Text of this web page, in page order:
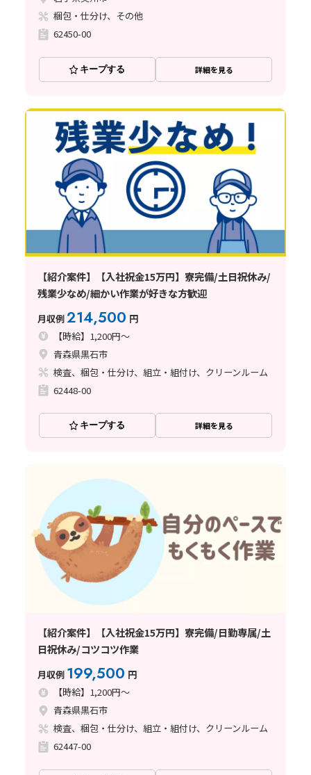
梱包・仕分け、その他
62450-00
キープする 詳細を見る
【紹介案件】【入社祝金15万円】寮完備/土日祝休み/
残業少なめ/細かい作業が好きな方歓迎
月収例214,500 円
【時給】1,200円～
青森県黒石市
検査、梱包・仕分け、組立・組付け、クリーンルーム
62448-00
キープする 詳細を見る
【紹介案件】【入社祝金15万円】寮完備/日勤専属/土
日祝休み/コツコツ作業
月収例 199,500 円
【時給】1,200円～
青森県黒石市
検査、梱包・仕分け、組立・組付け、クリーンルーム
62447-00